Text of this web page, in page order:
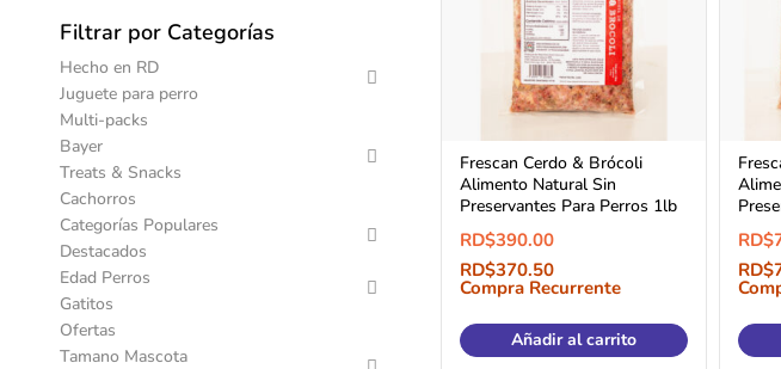
Filtrar por Categorías
Hecho en RD
Juguete para perro
Multi-packs
Bayer
Treats & Snacks
Cachorros
Categorías Populares
Destacados
Edad Perros
Gatitos
Ofertas
Tamano Mascota
Frescan Cerdo & Brócoli
Alimento Natural Sin
Preservantes Para Perros 1lb
RD$390.00
RD$370.50
Compra Recurrente
Añadir al carrito
RD$
RD$